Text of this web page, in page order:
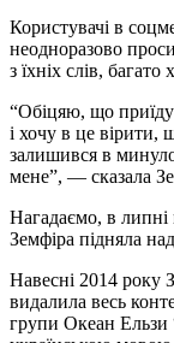
Користувачі в
неодноразово
з їхніх слів,
“Обіцяю, що
і хочу в це вірити,
залишився в
мене”, — сказала
Нагадаємо, в липні
Земфіра підняла
Навесні 2014 року
видалила весь
групи Океан Ельзи